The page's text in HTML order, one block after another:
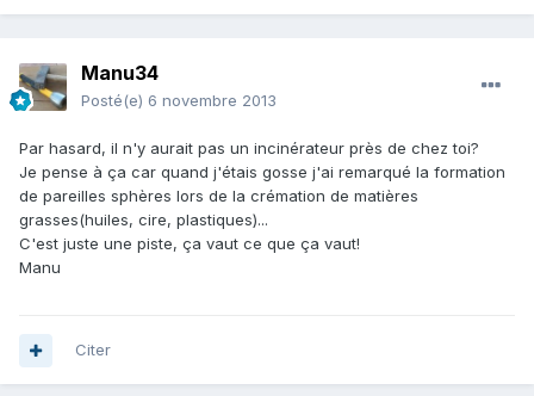
Manu34
Posté(e) 6 novembre 2013
Par hasard, il n'y aurait pas un incinérateur près de chez toi?
Je pense à ça car quand j'étais gosse j'ai remarqué la formation
de pareilles sphères lors de la crémation de matières
grasses(huiles, cire, plastiques)...
C'est juste une piste, ça vaut ce que ça vaut!
Manu
Citer